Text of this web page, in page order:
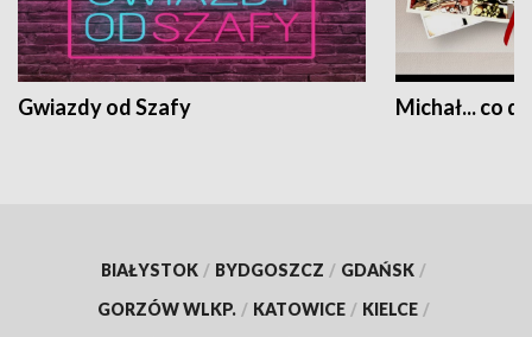
Gwiazdy od Szafy Michał... co
BIAŁYSTOK / BYDGOSZCZ / GDAŃSK /
GORZÓW WLKP. / KATOWICE / KIELCE /